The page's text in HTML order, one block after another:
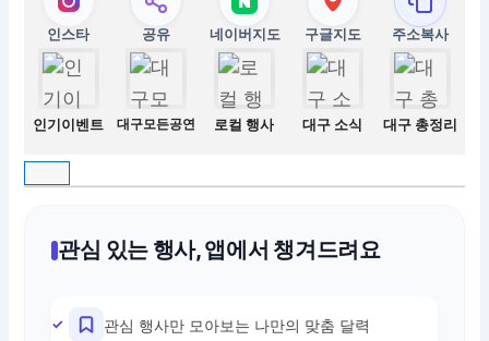
인스타 공유 네이버지도 구글지도 주소복사
인기이벤트 대구모든공연 로컬 행사 대구 소식 대구 총정리
관심 있는 행사, 앱에서 챙겨드려요
관심 행사만 모아보는 나만의 맞춤 달력